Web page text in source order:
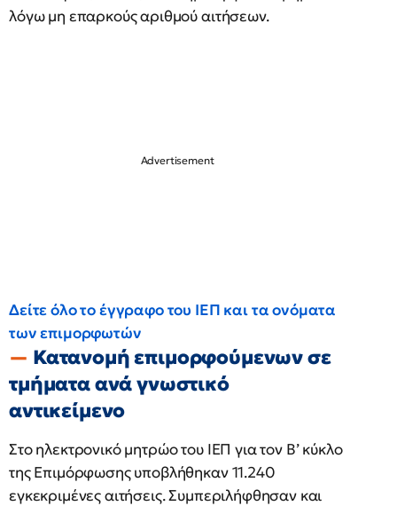
λόγω μη επαρκούς αριθμού αιτήσεων.
Δείτε όλο το έγγραφο του ΙΕΠ και τα ονόματα
των επιμορφωτών
Κατανομή επιμορφούμενων σε
τμήματα ανά γνωστικό
αντικείμενο
Στο ηλεκτρονικό μητρώο του ΙΕΠ για τον Β’ κύκλο
της Επιμόρφωσης υποβλήθηκαν 11.240
εγκεκριμένες αιτήσεις. Συμπεριλήφθησαν και